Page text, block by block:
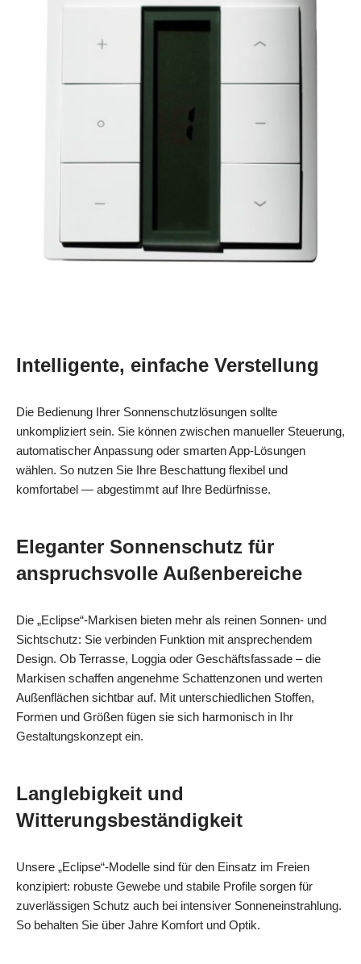
Intelligente, einfache Verstellung
Die Bedienung Ihrer Sonnenschutzlösungen sollte
unkompliziert sein. Sie können zwischen manueller Steuerung,
automatischer Anpassung oder smarten App-Lösungen
wählen. So nutzen Sie Ihre Beschattung flexibel und
komfortabel — abgestimmt auf Ihre Bedürfnisse.
Eleganter Sonnenschutz für
anspruchsvolle Außenbereiche
Die „Eclipse“-Markisen bieten mehr als reinen Sonnen- und
Sichtschutz: Sie verbinden Funktion mit ansprechendem
Design. Ob Terrasse, Loggia oder Geschäftsfassade – die
Markisen schaffen angenehme Schattenzonen und werten
Außenflächen sichtbar auf. Mit unterschiedlichen Stoffen,
Formen und Größen fügen sie sich harmonisch in Ihr
Gestaltungskonzept ein.
Langlebigkeit und
Witterungsbeständigkeit
Unsere „Eclipse“-Modelle sind für den Einsatz im Freien
konzipiert: robuste Gewebe und stabile Profile sorgen für
zuverlässigen Schutz auch bei intensiver Sonneneinstrahlung.
So behalten Sie über Jahre Komfort und Optik.